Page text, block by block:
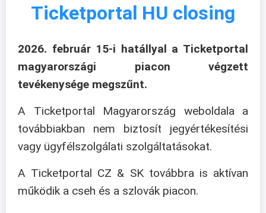
Ticketportal HU closing
2026. február 15-i hatállyal a Ticketportal
magyarországi piacon végzett
tevékenysége megszűnt.
A Ticketportal Magyarország weboldala a
továbbiakban nem biztosít jegyértékesítési
vagy ügyfélszolgálati szolgáltatásokat.
A Ticketportal CZ & SK továbbra is aktívan
működik a cseh és a szlovák piacon.